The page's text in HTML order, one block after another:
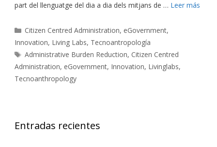
part del llenguatge del dia a dia dels mitjans de … Leer más
Categorías
Citizen Centred Administration, eGovernment,
Innovation, Living Labs, Tecnoantropología
Etiquetas
Administrative Burden Reduction, Citizen Centred
Administration, eGovernment, Innovation, Livinglabs,
Tecnoanthropology
Entradas recientes